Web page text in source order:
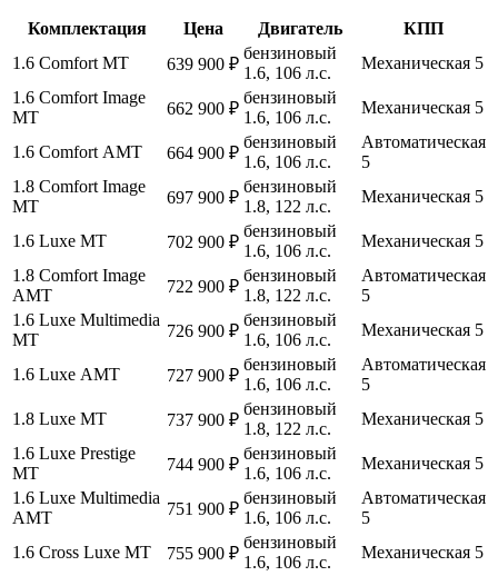
Комплектация Цена Двигатель
КПП
1.6 Comfort МТ
639 900 ₽
бензиновый
1.6, 106 л.с.
Механическая 5
1.6 Comfort Image
МТ
662 900 ₽
бензиновый
1.6, 106 л.с.
Механическая 5
1.6 Comfort АМТ 664 900 ₽
бензиновый
1.6, 106 л.с.
Автоматическая
5
1.8 Comfort Image
МТ
697 900 ₽
бензиновый
1.8, 122 л.с.
Механическая 5
1.6 Luxe МТ 702 900 ₽
бензиновый
1.6, 106 л.с.
Механическая 5
1.8 Comfort Image
AМТ
722 900 ₽
бензиновый
1.8, 122 л.с.
Автоматическая
5
1.6 Luxe Multimedia
МТ
726 900 ₽
бензиновый
1.6, 106 л.с.
Механическая 5
1.6 Luxe АМТ 727 900 ₽
бензиновый
1.6, 106 л.с.
Автоматическая
5
1.8 Luxe МТ
737 900 ₽
бензиновый
1.8, 122 л.с.
Механическая 5
1.6 Luxe Prestige
МТ
744 900 ₽
бензиновый
1.6, 106 л.с.
Механическая 5
1.6 Luxe Multimedia
АМТ
751 900 ₽
бензиновый
1.6, 106 л.с.
Автоматическая
5
1.6 Cross Luxe МТ
755 900 ₽
бензиновый
1.6, 106 л.с.
Механическая 5